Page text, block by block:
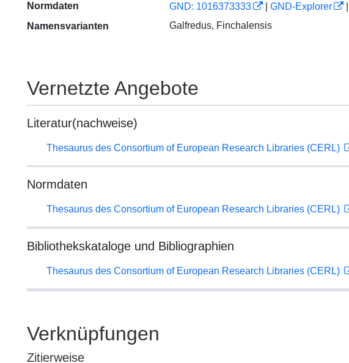
Normdaten
GND: 1016373333 GND-Explorer
Namensvarianten
Galfredus, Finchalensis
Vernetzte Angebote
Literatur(nachweise)
Thesaurus des Consortium of European Research Libraries (CERL)
Normdaten
Thesaurus des Consortium of European Research Libraries (CERL)
Bibliothekskataloge und Bibliographien
Thesaurus des Consortium of European Research Libraries (CERL)
Verknüpfungen
Zitierweise